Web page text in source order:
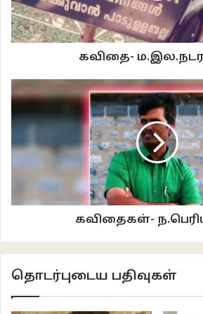
வயிற்றுக்கும் தொண்டைக்கும் இல்லாத பொழுதில்
கரை திரும்ப மூன்று முழு நாட்களாகிற்று.
கரை திரும்பும் நாளில் வானிலிருந்து மழை நழுவி
என்னை அவசர ஊர்திக்குள்
மாட்டுகிறார்கள்
2. சொரூபியின் வர்க்கங்கள்
கவிதை-
கவிதைகள்-
தொடர்புடைய பதிவுகள்